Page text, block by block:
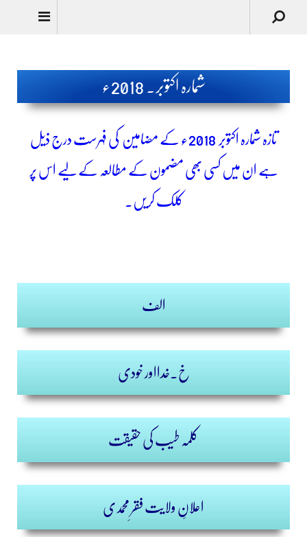
شمارہ اکتوبر۔ 2018ء
تازہ شمارہ اکتوبر 2018ء کے مضامین کی فہرست درج ذیل
ہے ان میں کسی بھی مضمون کے مطالعہ کے لیے اس پر
کلک کریں۔
الف
خ۔خدااور خودی
کلمہ طیب کی حقیقت
اعلانِ ولایت فقرِ محمدی